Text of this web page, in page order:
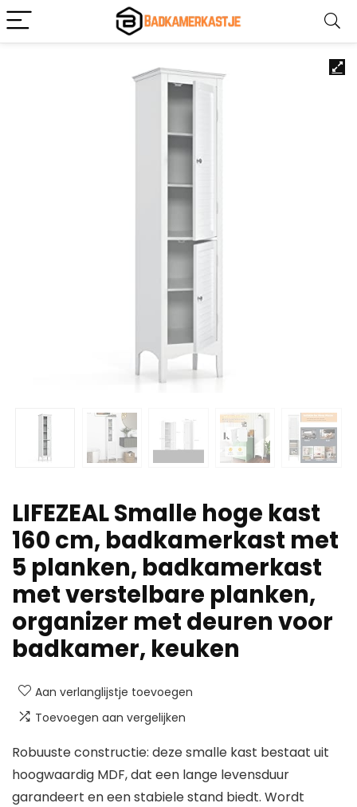
LIFEZEAL Smalle hoge kast
160 cm, badkamerkast met
5 planken, badkamerkast
met verstelbare planken,
organizer met deuren voor
badkamer, keuken
Aan verlanglijstje toevoegen
Toevoegen aan vergelijken
Robuuste constructie: deze smalle kast bestaat uit
hoogwaardig MDF, dat een lange levensduur
garandeert en een stabiele stand biedt. Wordt